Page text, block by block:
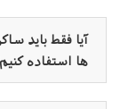
آیا فقط باید
ها استفاده